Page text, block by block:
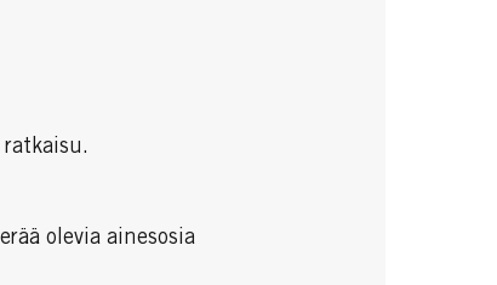
olevia ainesosia